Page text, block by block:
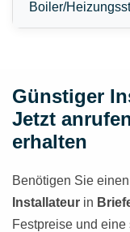
Boiler/
Günstiger
Jetzt
erhalten
Benötigen Sie
Installateur in
Festpreise und